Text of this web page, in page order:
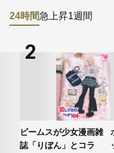
24時間急上昇1週間
ビームスが少女漫画雑
誌「りぼん」とコラ